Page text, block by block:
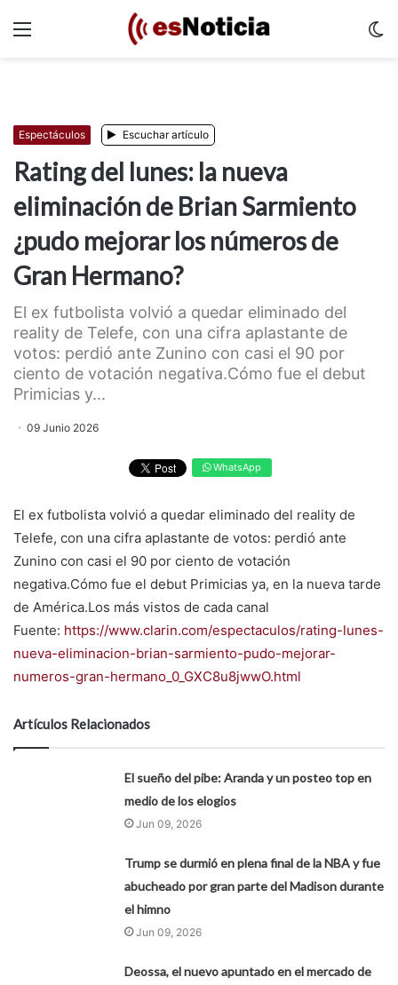
Espectáculos Escuchar artículo
Rating del lunes: la nueva
eliminación de Brian Sarmiento
¿pudo mejorar los números de
Gran Hermano?
El ex futbolista volvió a quedar eliminado del
reality de Telefe, con una cifra aplastante de
votos: perdió ante Zunino con casi el 90 por
ciento de votación negativa.Cómo fue el debut
Primicias y...
09 Junio 2026
WhatsApp
El ex futbolista volvió a quedar eliminado del reality de
Telefe, con una cifra aplastante de votos: perdió ante
Zunino con casi el 90 por ciento de votación
negativa.Cómo fue el debut Primicias ya, en la nueva tarde
de América.Los más vistos de cada canal
Fuente: https://www.clarin.com/espectaculos/rating-lunes-
nueva-eliminacion-brian-sarmiento-pudo-mejorar-
numeros-gran-hermano_0_GXC8u8jwwO.html
Artículos Relacionados
El sueño del pibe: Aranda y un posteo top en
medio de los elogios
Jun 09, 2026
Trump se durmió en plena final de la NBA y fue
abucheado por gran parte del Madison durante
el himno
Jun 09, 2026
Deossa, el nuevo apuntado en el mercado de